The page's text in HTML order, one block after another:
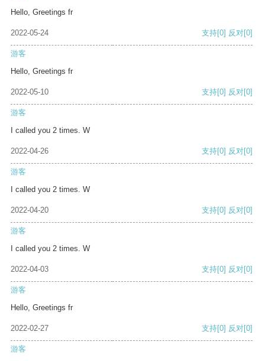
Hello, Greetings fr
2022-05-24 支持[0] 反对[0]
游客
Hello, Greetings fr
2022-05-10 支持[0] 反对[0]
游客
I called you 2 times. W
2022-04-26 支持[0] 反对[0]
游客
I called you 2 times. W
2022-04-20 支持[0] 反对[0]
游客
I called you 2 times. W
2022-04-03 支持[0] 反对[0]
游客
Hello, Greetings fr
2022-02-27 支持[0] 反对[0]
游客